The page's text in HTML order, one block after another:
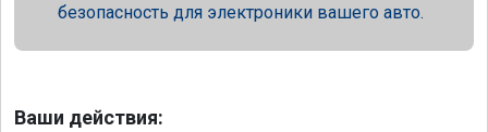
безопасность для электроники вашего авто.
Ваши действия: